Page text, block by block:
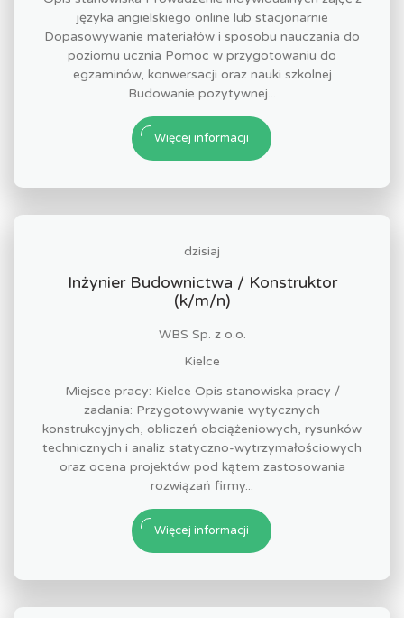
języka angielskiego online lub stacjonarnie
Dopasowywanie materiałów i sposobu nauczania do
poziomu ucznia Pomoc w przygotowaniu do
egzaminów, konwersacji oraz nauki szkolnej
Budowanie pozytywnej...
Więcej informacji
dzisiaj
Inżynier Budownictwa / Konstruktor
(k/m/n)
WBS Sp. z o.o.
Kielce
Miejsce pracy: Kielce Opis stanowiska pracy /
zadania: Przygotowywanie wytycznych
konstrukcyjnych, obliczeń obciążeniowych, rysunków
technicznych i analiz statyczno-wytrzymałościowych
oraz ocena projektów pod kątem zastosowania
rozwiązań firmy...
Więcej informacji